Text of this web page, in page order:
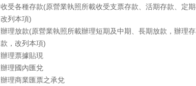
收受各種存款(原營業執照所載收受支票存款、活期存款、定
改列本項)
辦理放款(原營業執照所載辦理短期及中期、長期放款，辦理
款，改列本項)
辦理票據貼現
辦理國內匯兌
辦理商業匯票之承兌